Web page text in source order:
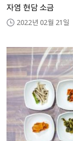
자염 현담 소금
2022년 02월 21일